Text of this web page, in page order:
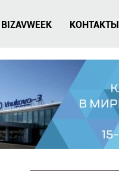
BIZAVWEEK КОНТАКТЫ